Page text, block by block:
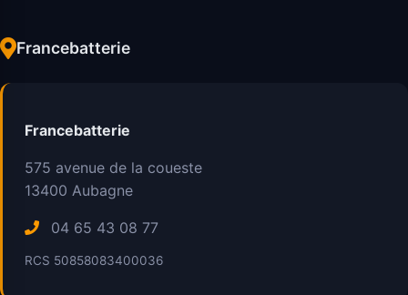
Francebatterie
Francebatterie
575 avenue de la coueste
13400 Aubagne
04 65 43 08 77
RCS 50858083400036